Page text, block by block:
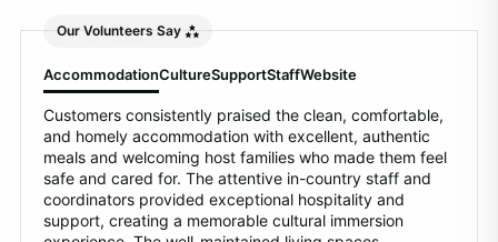
Our Volunteers Say
AccommodationCultureSupportStaffWebsite
Customers consistently praised the clean, comfortable,
and homely accommodation with excellent, authentic
meals and welcoming host families who made them feel
safe and cared for. The attentive in-country staff and
coordinators provided exceptional hospitality and
support, creating a memorable cultural immersion